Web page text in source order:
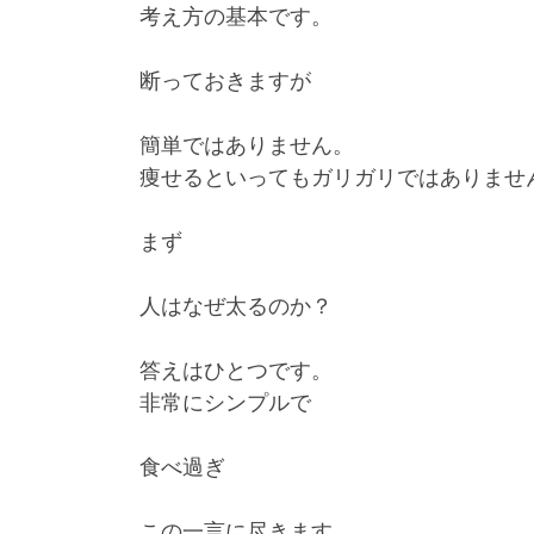
考え方の基本です。
断っておきますが
簡単ではありません。
痩せるといってもガリガリではありませ
まず
人はなぜ太るのか？
答えはひとつです。
非常にシンプルで
食べ過ぎ